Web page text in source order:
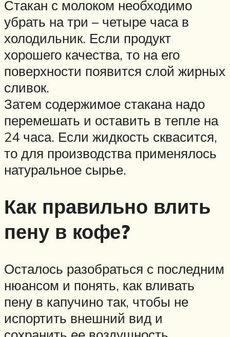
Стакан с молоком необходимо
убрать на три – четыре часа в
холодильник. Если продукт
хорошего качества, то на его
поверхности появится слой жирных
сливок.
Затем содержимое стакана надо
перемешать и оставить в тепле на
24 часа. Если жидкость сквасится,
то для производства применялось
натуральное сырье.
Как правильно влить
пену в кофе?
Осталось разобраться с последним
нюансом и понять, как вливать
пену в капучино так, чтобы не
испортить внешний вид и